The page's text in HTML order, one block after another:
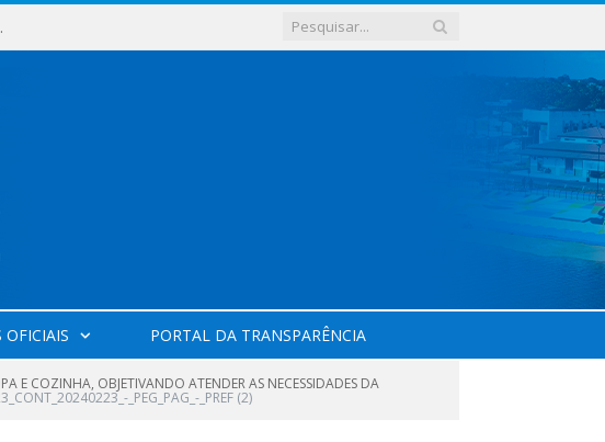
para Jesus 2026.
OFICIAIS PORTAL DA TRANSPARÊNCIA
E COZINHA, OBJETIVANDO ATENDER AS NECESSIDADES DA
_PEG_PAG_-_PREF (2)